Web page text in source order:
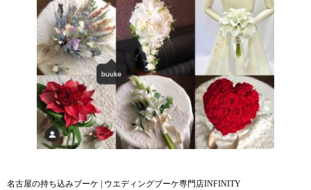
名古屋の持ち込みブーケ | ウエディングブーケ専門店INFINITY